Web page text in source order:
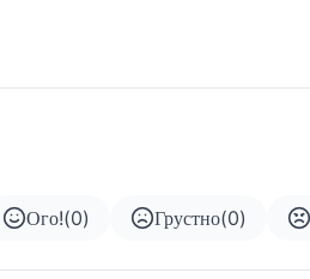
Ого!(0) Грустно(0)